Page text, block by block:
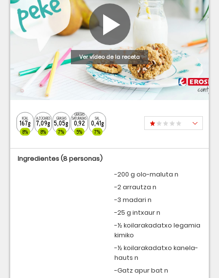
Ver vídeo de la receta
KCAL
167g
8%
AZÚCARES
7,09g
8%
GRASAS
5,05g
7%
GRASAS
SATURADAS
0,92
5%
SAL
0,41g
7%
Ingredientes(8 personas)
-200 g olo-maluta n
-2 arrautza n
-3 madari n
-25 g intxaur n
-½ koilarakadatxo legamia
kimiko
-½ koilarakadatxo kanela-
hauts n
-Gatz apur bat n